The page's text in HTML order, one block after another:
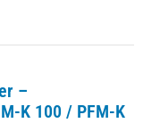
–
K 100 / PFM-K